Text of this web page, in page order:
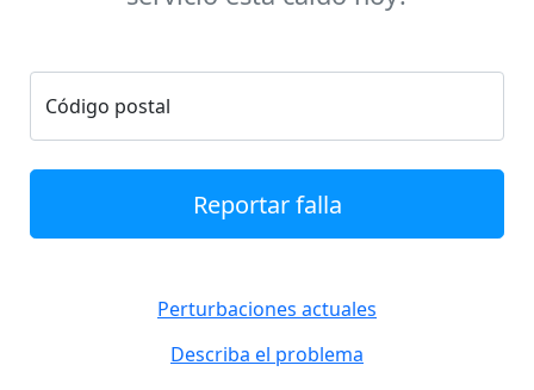
Código postal
Reportar falla
Perturbaciones actuales
Describa el problema